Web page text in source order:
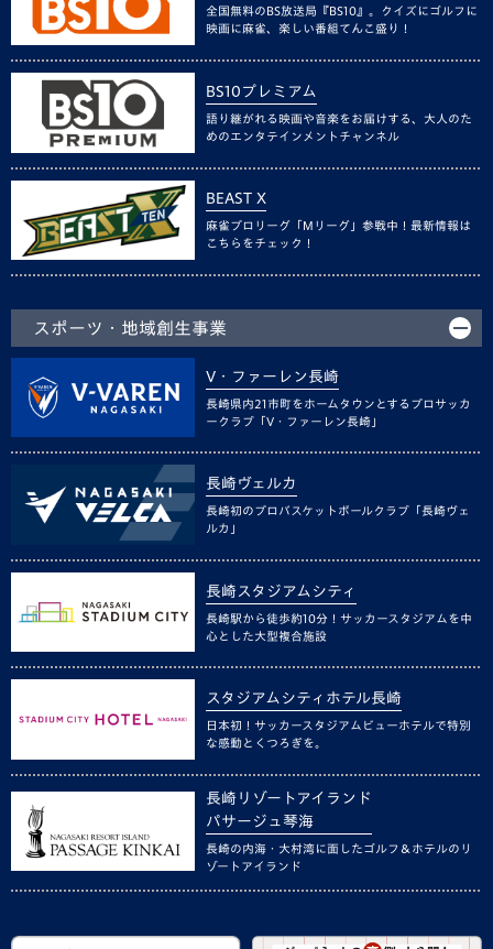
全国無料のBS放送局『BS10』。クイズにゴルフに
映画に麻雀、楽しい番組てんこ盛り！
BS10プレミアム
語り継がれる映画や音楽をお届けする、大人のた
めのエンタテインメントチャンネル
BEAST X
麻雀プロリーグ「Mリーグ」参戦中！最新情報は
こちらをチェック！
スポーツ・地域創生事業
V・ファーレン長崎
長崎県内21市町をホームタウンとするプロサッカ
ークラブ「V・ファーレン長崎」
長崎ヴェルカ
長崎初のプロバスケットボールクラブ「長崎ヴェ
ルカ」
長崎スタジアムシティ
長崎駅から徒歩約10分！サッカースタジアムを中
心とした大型複合施設
スタジアムシティホテル長崎
日本初！サッカースタジアムビューホテルで特別
な感動とくつろぎを。
長崎リゾートアイランド
パサージュ琴海
長崎の内海・大村湾に面したゴルフ＆ホテルのリ
ゾートアイランド